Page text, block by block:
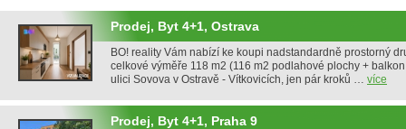
Prodej, Byt 4+1, Ostrava
BO! reality Vám nabízí ke koupi nadstandardně prostorný
celkové výměře 118 m2 (116 m2 podlahové plochy +
ulici Sovova v Ostravě - Vítkovicích, jen pár kroků … více
Prodej, Byt 4+1, Praha 9